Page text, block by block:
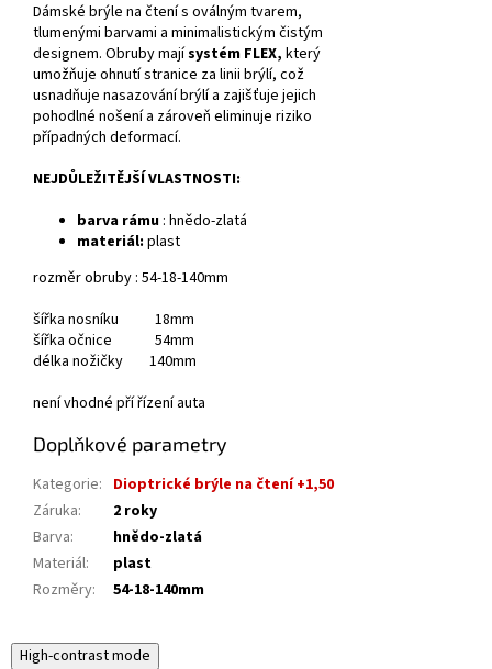
Dámské brýle na čtení s oválným tvarem,
tlumenými barvami a minimalistickým čistým
designem. Obruby majísystém FLEX, který
umožňuje ohnutí stranice za linii brýlí, což
usnadňuje nasazování brýlí a zajišťuje jejich
pohodlné nošení a zároveň eliminuje riziko
případných deformací.
NEJDŮLEŽITĚJŠÍ VLASTNOSTI:
barva rámu : hnědo-zlatá
materiál: plast
rozměr obruby : 54-18-140mm
šířka nosníku 18mm
šířka očnice 54mm
délka nožičky 140mm
není vhodné pří řízení auta
Doplňkové parametry
Kategorie: Dioptrické brýle na čtení +1,50
Záruka:
2 roky
Barva:
hnědo-zlatá
Materiál:
plast
Rozměry: 54-18-140mm
High-contrast mode